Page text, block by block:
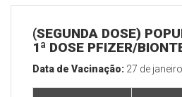
(SEGUNDA DOSE)
1ª DOSE PFIZER/
Data de Vacinação: 27 de